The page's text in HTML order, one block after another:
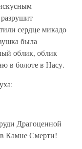
сердце микадо
была
облик, облик
в болоте в Насу.
Драгоценной
Камне Смерти!